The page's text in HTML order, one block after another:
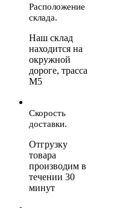
Расположение
склада.
Наш склад
находится на
окружной
дороге, трасса
М5
Скорость
доставки.
Отгрузку
товара
производим в
течении 30
минут